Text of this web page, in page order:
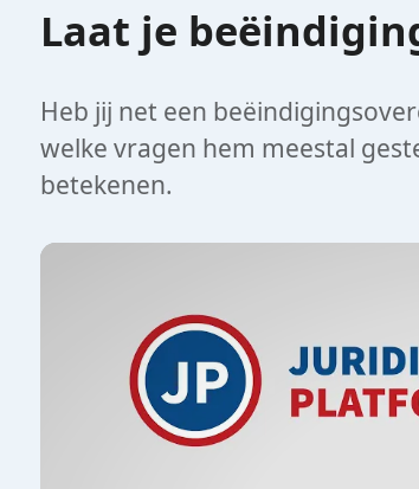
Laat je
Heb jij net een
welke vragen hem meestal
betekenen.